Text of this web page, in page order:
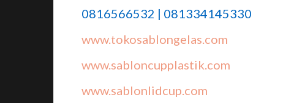
0816566532 | 081334145330
www.tokosablongelas.com
www.sabloncupplastik.com
www.sablonlidcup.com